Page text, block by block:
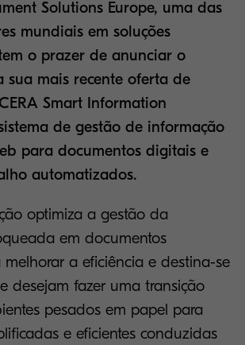
Solutions Europe, uma das
mundiais em soluções
o prazer de anunciar o
sua mais recente oferta de
Smart Information
de gestão de informação
para documentos digitais e
automatizados.
optimiza a gestão da
em documentos
melhorar a eficiência e destina-se
desejam fazer uma transição
pesados em papel para
e eficientes conduzidas